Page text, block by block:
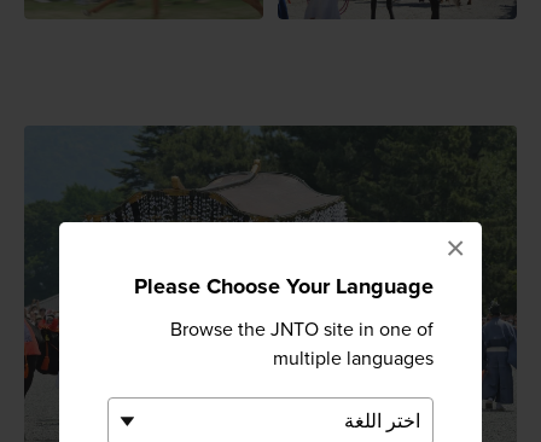
Please Choose Your Language
Browse the JNTO site in one of
multiple languages
×